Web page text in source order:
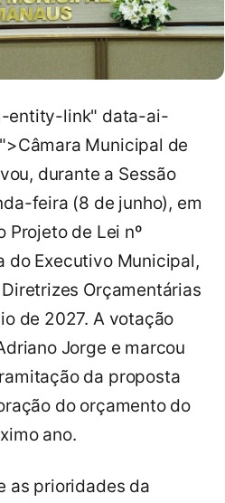
entity-link" data-ai-
Municipal de
durante a Sessão
feira (8 de junho), em
Projeto de Lei nº
do Executivo Municipal,
Orçamentárias
de 2027. A votação
Jorge e marcou
da proposta
do orçamento do
ano.
as prioridades da